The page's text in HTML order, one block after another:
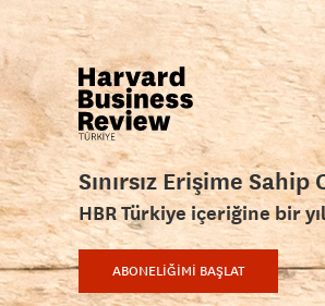
Sınırsız Erişime Sahip
HBR Türkiye içeriğine bir
ABONELİĞİMİ BAŞLAT